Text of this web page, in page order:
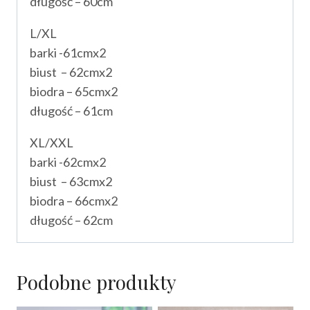
L/XL
barki -61cmx2
biust – 62cmx2
biodra – 65cmx2
długość – 61cm
XL/XXL
barki -62cmx2
biust – 63cmx2
biodra – 66cmx2
długość – 62cm
Podobne produkty